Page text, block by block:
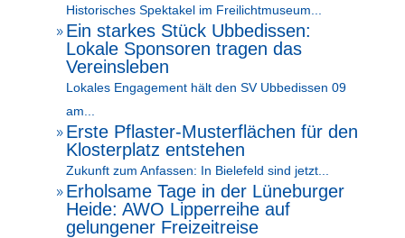
Historisches Spektakel im Freilichtmuseum...
9 Ein starkes Stück Ubbedissen:
Lokale Sponsoren tragen das
Vereinsleben
Lokales Engagement hält den SV Ubbedissen 09
am...
9 Erste Pflaster-Musterflächen für den
Klosterplatz entstehen
Zukunft zum Anfassen: In Bielefeld sind jetzt...
9 Erholsame Tage in der Lüneburger
Heide: AWO Lipperreihe auf
gelungener Freizeitreise